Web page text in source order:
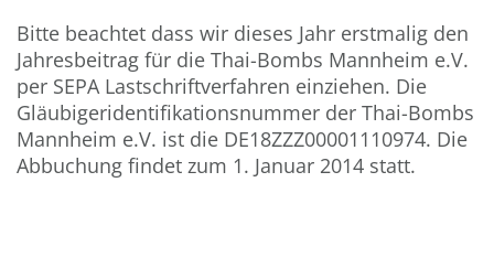
Bitte beachtet dass wir dieses Jahr erstmalig den
Jahresbeitrag für die Thai-Bombs Mannheim e.V.
per SEPA Lastschriftverfahren einziehen. Die
Gläubigeridentifikationsnummer der Thai-Bombs
Mannheim e.V. ist die DE18ZZZ00001110974. Die
Abbuchung findet zum 1. Januar 2014 statt.